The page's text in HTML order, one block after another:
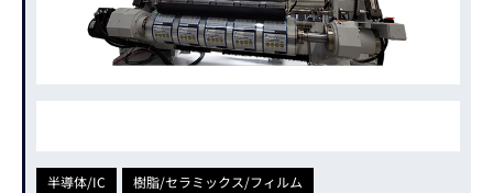
半導体/IC 樹脂/セラミックス/フィルム